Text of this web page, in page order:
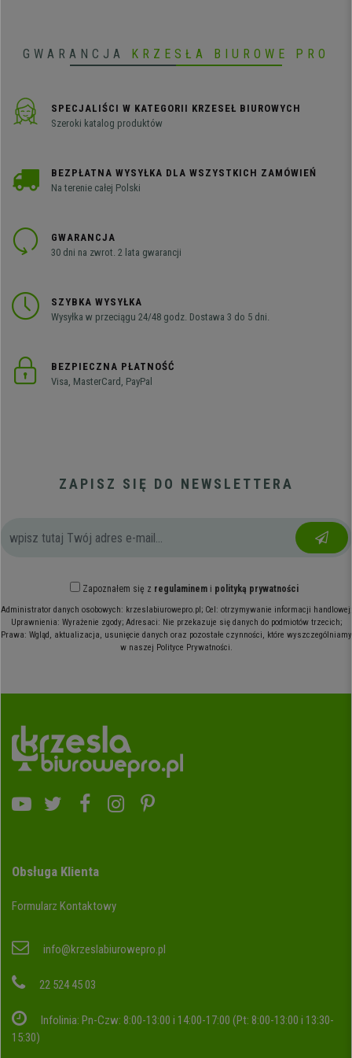
GWARANCJA KRZESŁA BIUROWE PRO
SPECJALIŚCI W KATEGORII KRZESEŁ BIUROWYCH
Szeroki katalog produktów
BEZPŁATNA WYSYŁKA DLA WSZYSTKICH ZAMÓWIEŃ
Na terenie całej Polski
GWARANCJA
30 dni na zwrot. 2 lata gwarancji
SZYBKA WYSYŁKA
Wysyłka w przeciągu 24/48 godz. Dostawa 3 do 5 dni.
BEZPIECZNA PŁATNOŚĆ
Visa, MasterCard, PayPal
ZAPISZ SIĘ DO NEWSLETTERA
Zapoznałem się z regulaminemi polityką prywatności
Administrator danych osobowych: krzeslabiurowepro.pl; Cel: otrzymywanie informacji handlowej;
Uprawnienia: Wyrażenie zgody; Adresaci: Nie przekazuje się danych do podmiotów trzecich;
Prawa: Wgląd, aktualizacja, usunięcie danych oraz pozostałe czynności, które wyszczególniamy
w naszej Polityce Prywatności.
Obsługa Klienta
Formularz Kontaktowy
info@krzeslabiurowepro.pl
22 524 45 03
Infolinia: Pn-Czw: 8:00-13:00 i 14:00-17:00 (Pt: 8:00-13:00 i 13:30-
15:30)